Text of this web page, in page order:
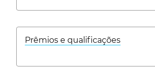
Prêmios e qualificações